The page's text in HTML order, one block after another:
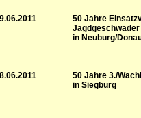
50 Jahre
Jagdgeschwader
in Neuburg/
50 Jahre 3./
in Siegburg